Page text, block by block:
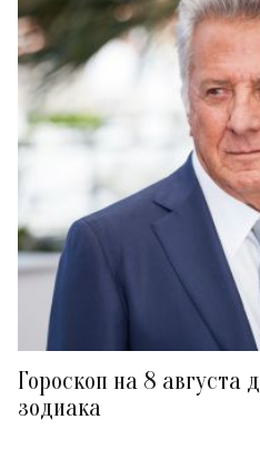
Гороскоп на 8 августа
зодиака